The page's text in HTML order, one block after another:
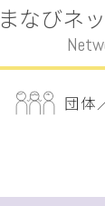
まなびネ
団体